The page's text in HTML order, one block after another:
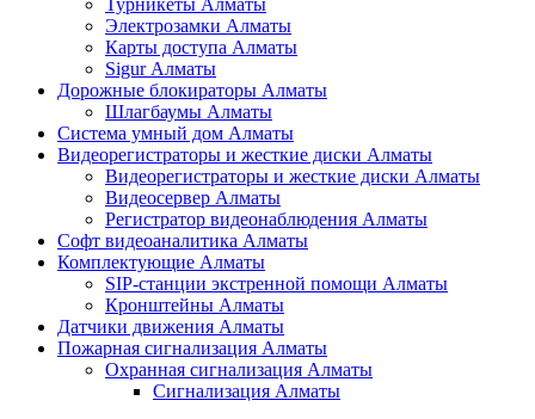
Электрозамки Алматы
Карты доступа Алматы
Sigur Алматы
Дорожные блокираторы Алматы
Шлагбаумы Алматы
Система умный дом Алматы
Видеорегистраторы и жесткие диски Алматы
Видеорегистраторы и жесткие диски Алматы
Видеосервер Алматы
Регистратор видеонаблюдения Алматы
Софт видеоаналитика Алматы
Комплектующие Алматы
SIP-станции экстренной помощи Алматы
Кронштейны Алматы
Датчики движения Алматы
Пожарная сигнализация Алматы
Охранная сигнализация Алматы
Сигнализация Алматы